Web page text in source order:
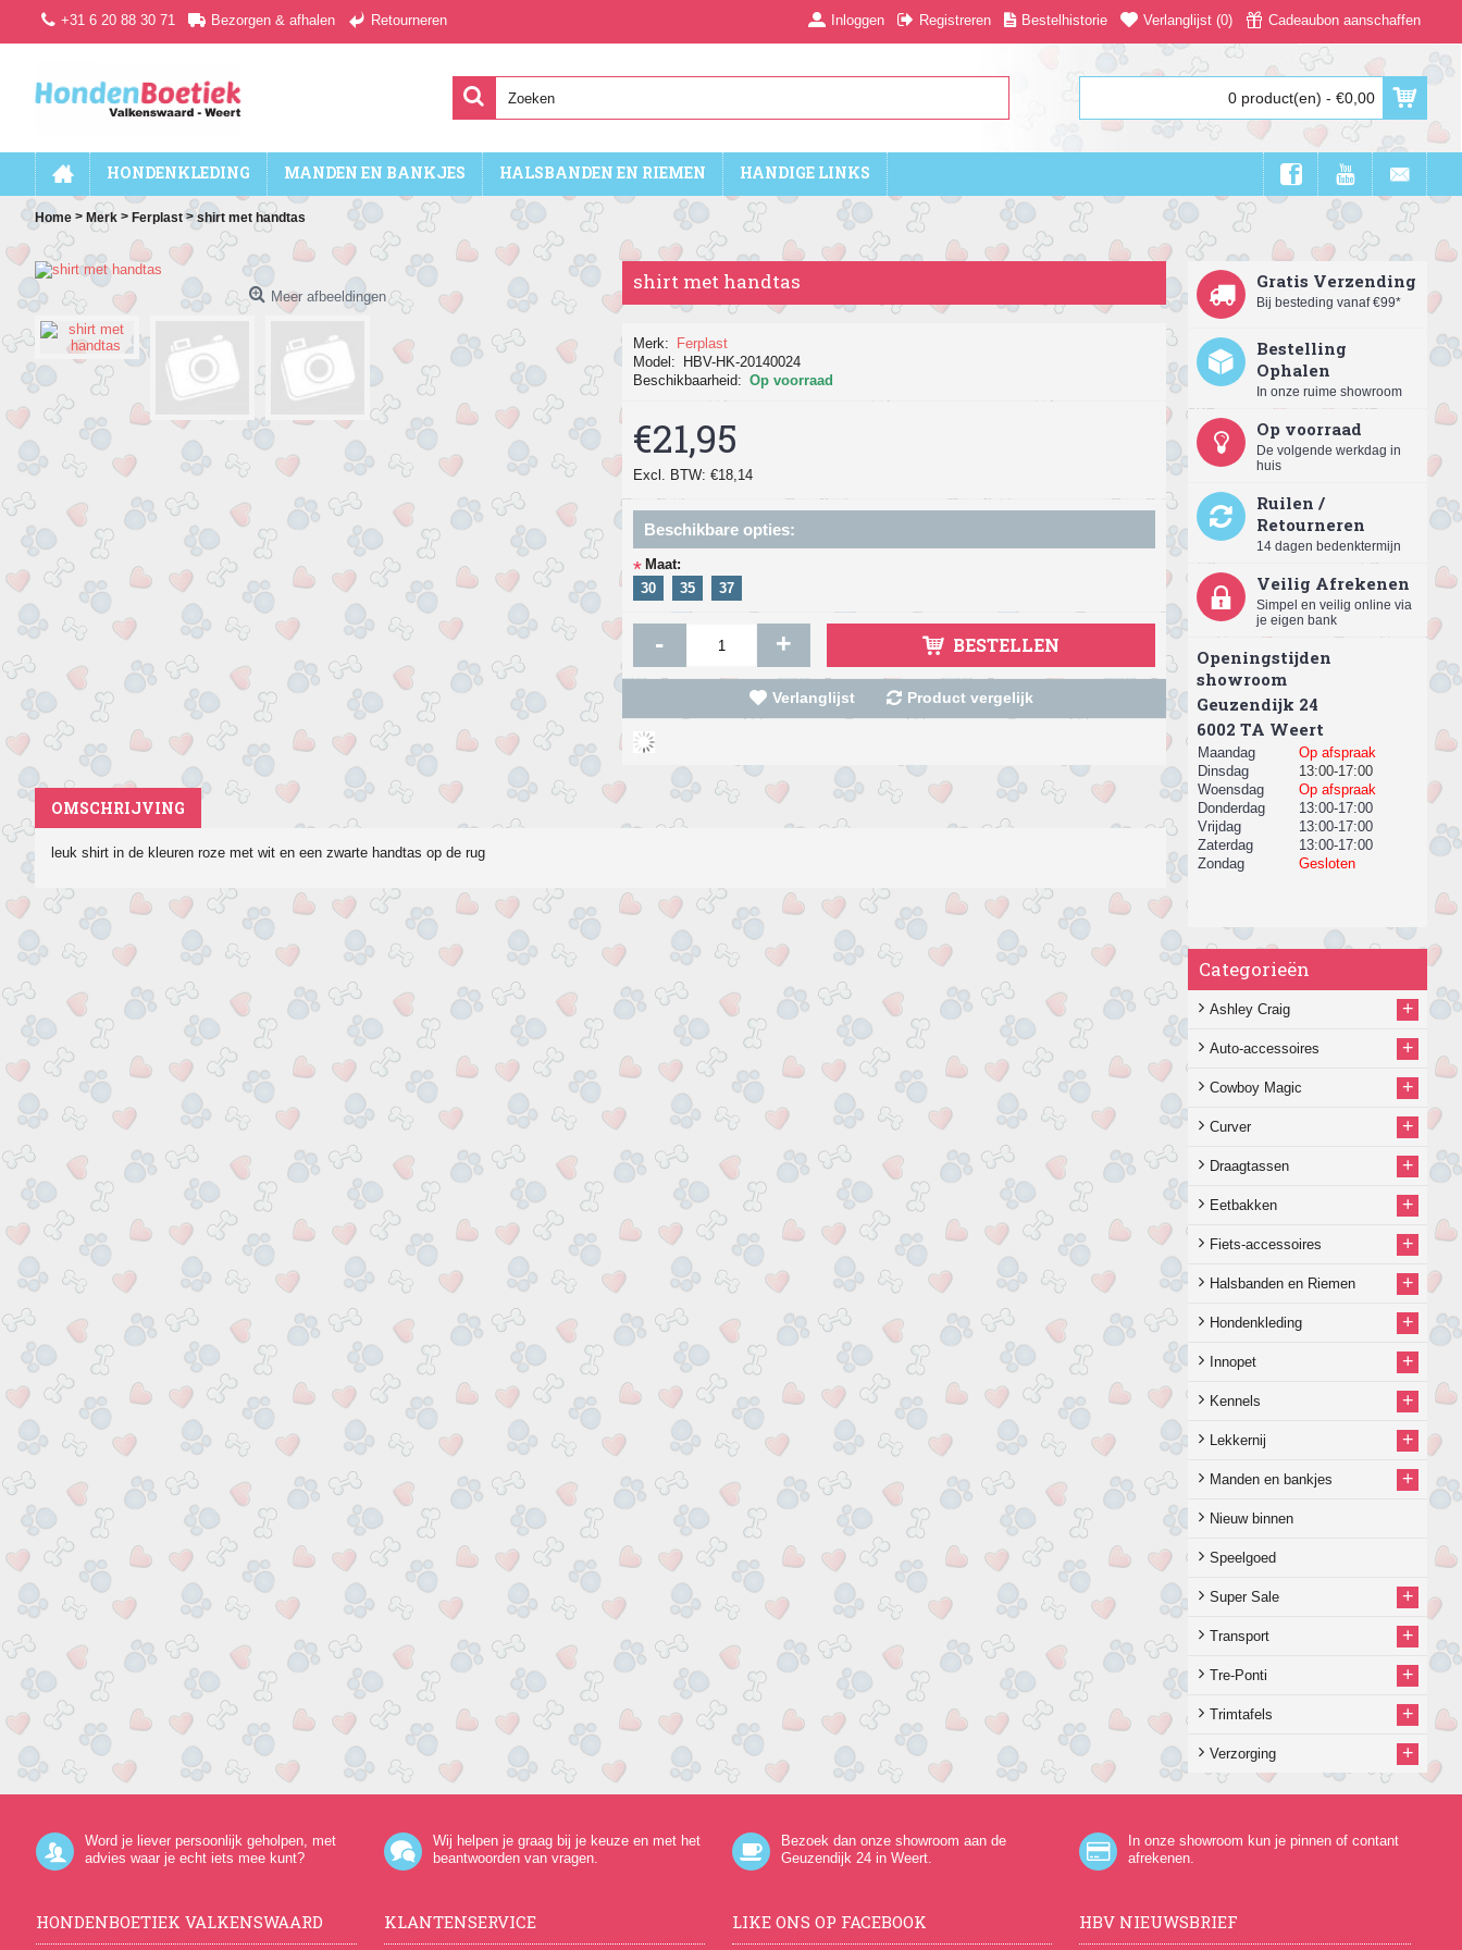
+31 6 20 88 30 71 Bezorgen & afhalen Retourneren Inloggen Registreren Bestelhistorie Verlanglijst (0) Cadeaubon aanschaffen
0 product(en) - €0,00
HONDENKLEDING MANDEN EN BANKJES HALSBANDEN EN RIEMEN HANDIGE LINKS
Home > Merk > Ferplast > shirt met handtas
Gratis Verzending
Bij besteding vanaf €99*
Bestelling
Ophalen
In onze ruime showroom
Op voorraad
De volgende werkdag in
huis
Ruilen /
Retourneren
14 dagen bedenktermijn
Veilig Afrekenen
Simpel en veilig online via
je eigen bank
Openingstijden
showroom
Geuzendijk 24
​6002 TA Weert
Maandag
Op afspraak
Dinsdag
13:00-17:00
Woensdag
Op afspraak
Donderdag
13:00-17:00
Vrijdag
13:00-17:00
Zaterdag
13:00-17:00
Zondag
Gesloten
Categorieën
Ashley Craig +
Auto-accessoires +
Cowboy Magic +
Curver +
Draagtassen +
Eetbakken +
Fiets-accessoires +
Halsbanden en Riemen +
Hondenkleding +
Innopet +
Kennels +
Lekkernij +
Manden en bankjes +
Nieuw binnen
Speelgoed
Super Sale +
Transport +
Tre-Ponti +
Trimtafels +
Verzorging +
Meer afbeeldingen
shirt met handtas
Merk:
Ferplast
Model:
HBV-HK-20140024
Beschikbaarheid: Op voorraad
€21,95
Excl. BTW: €18,14
Beschikbare opties:
* Maat:
30
35 37
- + BESTELLEN
Verlanglijst Product vergelijk
OMSCHRIJVING
leuk shirt in de kleuren roze met wit en een zwarte handtas op de rug
Word je liever persoonlijk geholpen, met
advies waar je echt iets mee kunt?
Wij helpen je graag bij je keuze en met het
beantwoorden van vragen.
Bezoek dan onze showroom aan de
Geuzendijk 24in Weert.
In onze showroom kun je pinnen of contant
afrekenen.
HONDENBOETIEK VALKENSWAARD KLANTENSERVICE LIKE ONS OP FACEBOOK HBV NIEUWSBRIEF